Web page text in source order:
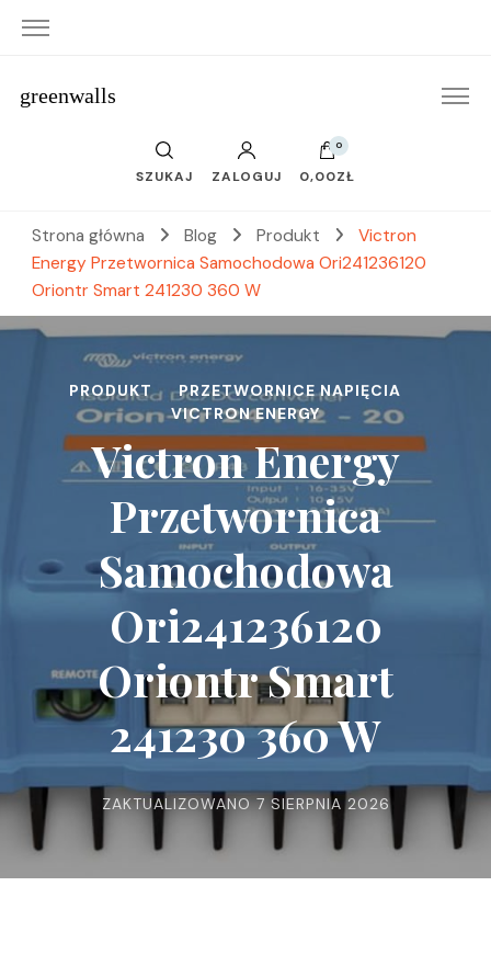
greenwalls
SZUKAJ ZALOGUJ
0
0,00ZŁ
Strona główna Blog Produkt
Victron
Energy Przetwornica Samochodowa Ori241236120
Oriontr Smart 241230 360 W
PRODUKT
PRZETWORNICE NAPIĘCIA
VICTRON ENERGY
Victron Energy
Przetwornica
Samochodowa
Ori241236120
Oriontr Smart
241230 360 W
ZAKTUALIZOWANO7 SIERPNIA 2026